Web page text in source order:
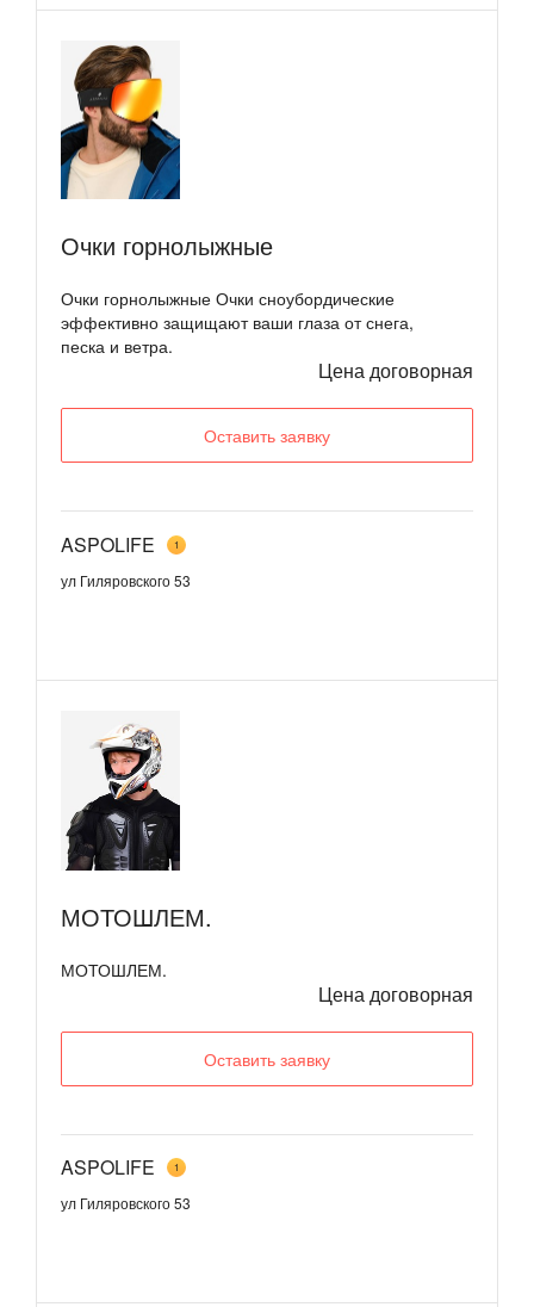
​Очки горнолыжные
Очки горнолыжные Очки сноубордические
эффективно защищают ваши глаза от снега,
песка и ветра.
Цена договорная
Оставить заявку
ASPOLIFE 1
ул Гиляровского 53
МОТОШЛЕМ.
МОТОШЛЕМ.
Цена договорная
Оставить заявку
ASPOLIFE 1
ул Гиляровского 53